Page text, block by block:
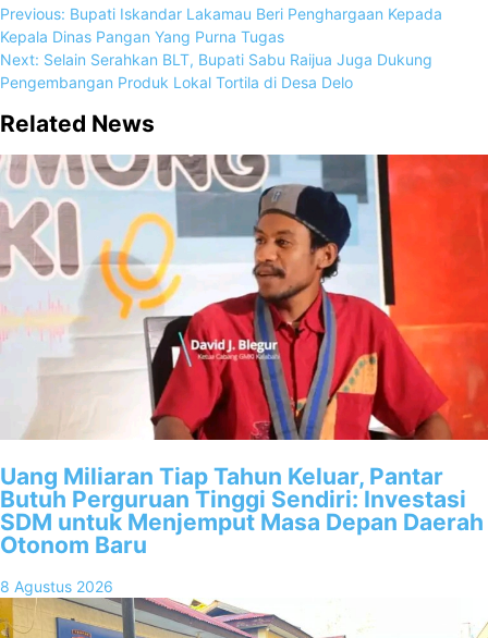
Previous: Bupati Iskandar Lakamau Beri Penghargaan Kepada
Kepala Dinas Pangan Yang Purna Tugas
Next: Selain Serahkan BLT, Bupati Sabu Raijua Juga Dukung
Pengembangan Produk Lokal Tortila di Desa Delo
Related News
Uang Miliaran Tiap Tahun Keluar, Pantar
Butuh Perguruan Tinggi Sendiri: Investasi
SDM untuk Menjemput Masa Depan Daerah
Otonom Baru
8 Agustus 2026